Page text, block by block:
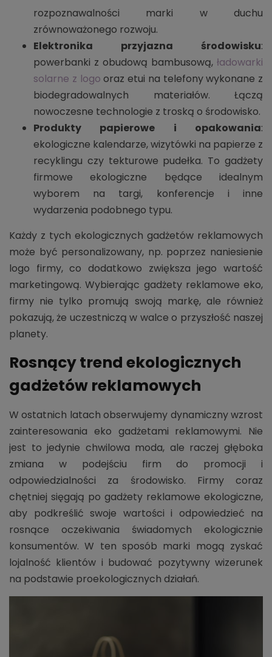
rozpoznawalności marki w duchu
zrównoważonego rozwoju.
Elektronika przyjazna środowisku:
powerbanki z obudową bambusową, ładowarki
solarne z logo oraz etui na telefony wykonane z
biodegradowalnych materiałów. Łączą
nowoczesne technologie z troską o środowisko.
Produkty papierowe i opakowania:
ekologiczne kalendarze, wizytówki na papierze z
recyklingu czy tekturowe pudełka. To gadżety
firmowe ekologiczne będące idealnym
wyborem na targi, konferencje i inne
wydarzenia podobnego typu.
Każdy z tych ekologicznych gadżetów reklamowych
może być personalizowany, np. poprzez naniesienie
logo firmy, co dodatkowo zwiększa jego wartość
marketingową. Wybierając gadżety reklamowe eko,
firmy nie tylko promują swoją markę, ale również
pokazują, że uczestniczą w walce o przyszłość naszej
planety.
Rosnący trend ekologicznych
gadżetów reklamowych
W ostatnich latach obserwujemy dynamiczny wzrost
zainteresowania eko gadżetami reklamowymi. Nie
jest to jedynie chwilowa moda, ale raczej głęboka
zmiana w podejściu firm do promocji i
odpowiedzialności za środowisko. Firmy coraz
chętniej sięgają po gadżety reklamowe ekologiczne,
aby podkreślić swoje wartości i odpowiedzieć na
rosnące oczekiwania świadomych ekologicznie
konsumentów. W ten sposób marki mogą zyskać
lojalność klientów i budować pozytywny wizerunek
na podstawie proekologicznych działań.